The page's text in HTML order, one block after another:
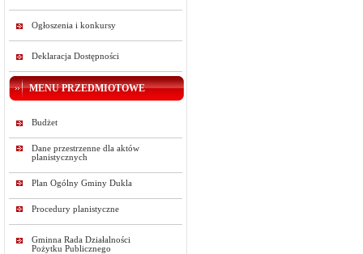
Ogłoszenia i konkursy
Deklaracja Dostępności
MENU PRZEDMIOTOWE
Budżet
Dane przestrzenne dla aktów
planistycznych
Plan Ogólny Gminy Dukla
Procedury planistyczne
Gminna Rada Działalności
Pożytku Publicznego